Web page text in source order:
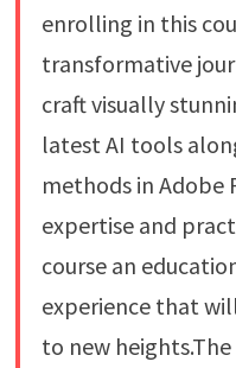
enrolling in this
transformative
craft visually
latest AI tools
methods in Adobe
expertise and
course an
experience that
to new